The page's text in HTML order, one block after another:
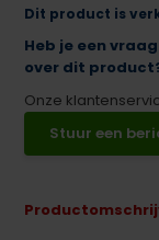
Dit product is
Heb je een vraag
over dit
Onze
Stuur een